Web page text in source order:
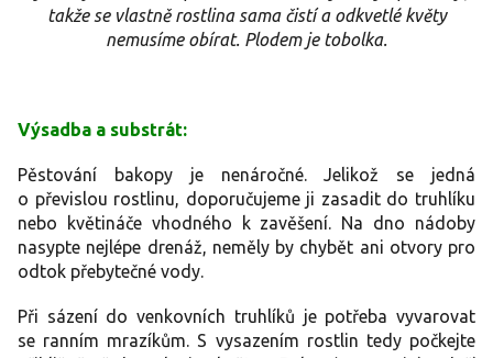
takže se vlastně rostlina sama čistí a odkvetlé květy
nemusíme obírat. Plodem je tobolka.
Výsadba a substrát:
Pěstování bakopy je nenáročné. Jelikož se jedná
o převislou rostlinu, doporučujeme ji zasadit do truhlíku
nebo květináče vhodného k zavěšení. Na dno nádoby
nasypte nejlépe drenáž, neměly by chybět ani otvory pro
odtok přebytečné vody.
Při sázení do venkovních truhlíků je potřeba vyvarovat
se ranním mrazíkům. S vysazením rostlin tedy počkejte